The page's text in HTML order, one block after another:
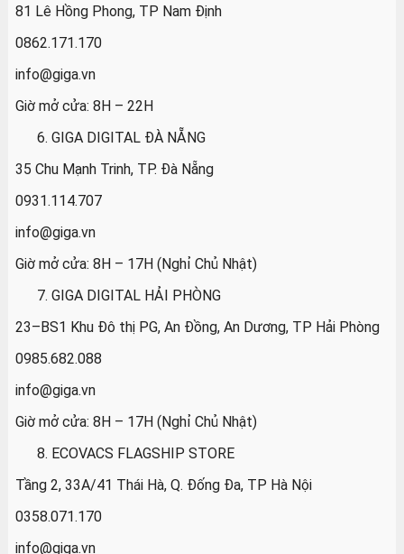
81 Lê Hồng Phong, TP Nam Định
0862.171.170
info@giga.vn
Giờ mở cửa: 8H – 22H
GIGA DIGITAL ĐÀ NẴNG
35 Chu Mạnh Trinh, TP. Đà Nẵng
0931.114.707
info@giga.vn
Giờ mở cửa: 8H – 17H (Nghỉ Chủ Nhật)
GIGA DIGITAL HẢI PHÒNG
23–BS1 Khu Đô thị PG, An Đồng, An Dương, TP Hải Phòng
0985.682.088
info@giga.vn
Giờ mở cửa: 8H – 17H (Nghỉ Chủ Nhật)
ECOVACS FLAGSHIP STORE
Tầng 2, 33A/41 Thái Hà, Q. Đống Đa, TP Hà Nội
0358.071.170
info@giga.vn